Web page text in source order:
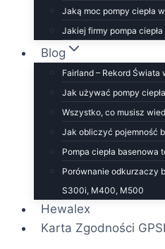
Jaką moc pompy ciepła
Jakiej firmy pompa
Blog
Fairland – Rekord Świata
Jak używać pompy
Wszystko, co musisz
Jak obliczyć pojemność
Pompa ciepła basenowa
Porównanie odkurzaczy
S300i, M400, M500
Hewalex
Karta Zgodności